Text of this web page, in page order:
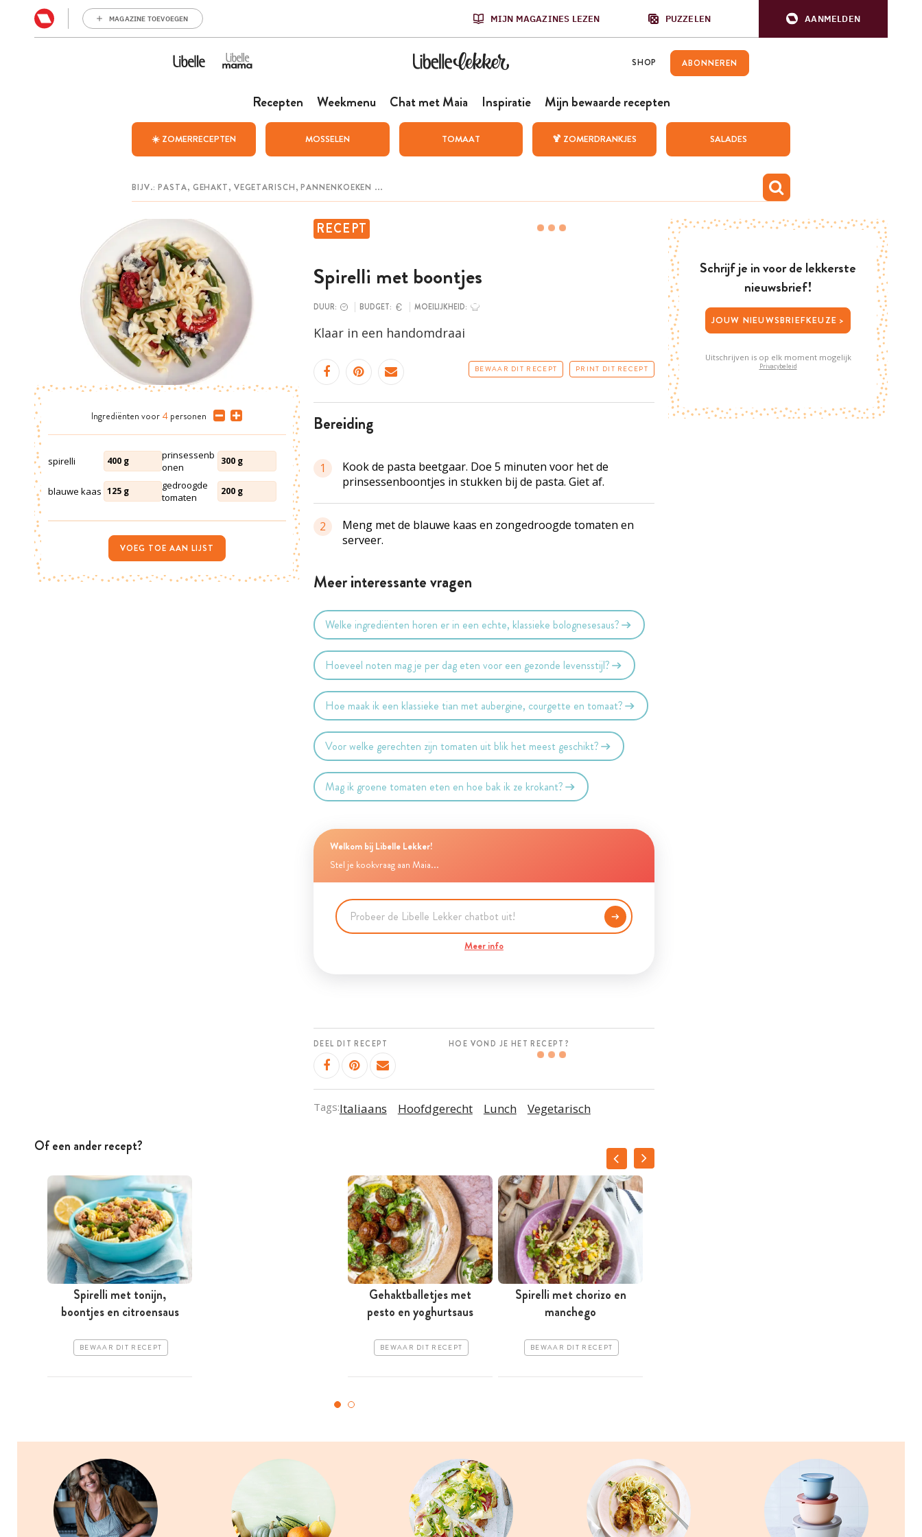
MAGAZINE TOEVOEGEN MIJN MAGAZINES LEZEN PUZZELEN AANMELDEN
SHOP ABONNEREN
Recepten Weekmenu Chat met Maia Inspiratie Mijn bewaarde recepten
☀️ ZOMERRECEPTEN MOSSELEN TOMAAT 🍹 ZOMERDRANKJES SALADES
RECEPT
Spirelli met boontjes
DUUR: BUDGET: MOEILIJKHEID:
Klaar in een handomdraai
BEWAAR DIT RECEPT PRINT DIT RECEPT
bereiding
1
Kook de pasta beetgaar. Doe 5 minuten voor het de
prinsessenboontjes in stukken bij de pasta. Giet af.
2 Meng met de blauwe kaas en zongedroogde tomaten en
serveer.
Meer interessante vragen
Welke ingrediënten horen er in een echte, klassieke bolognesesaus?
Hoeveel noten mag je per dag eten voor een gezonde levensstijl?
Hoe maak ik een klassieke tian met aubergine, courgette en tomaat?
Voor welke gerechten zijn tomaten uit blik het meest geschikt?
Mag ik groene tomaten eten en hoe bak ik ze krokant?
Welkom bij Libelle Lekker!
Stel je kookvraag aan Maia...
Meer info
DEEL DIT RECEPT HOE VOND JE HET RECEPT?
Tags:Italiaans Hoofdgerecht Lunch Vegetarisch
Ingrediënten voor 4 personen
spirelli 400 g
prinsessenb
onen
300 g
blauwe kaas 125 g
gedroogde
tomaten
200 g
VOEG TOE AAN LIJST
Of een ander recept?
Spirelli met tonijn,
boontjes en citroensaus
BEWAAR DIT RECEPT
Gehaktballetjes met
pesto en ­yoghurtsaus
BEWAAR DIT RECEPT
Spirelli met chorizo en
manchego
BEWAAR DIT RECEPT
Schrijf je in voor de lekkerste
nieuwsbrief!
JOUW NIEUWSBRIEFKEUZE >
Uitschrijven is op elk moment mogelijk
Privacybeleid